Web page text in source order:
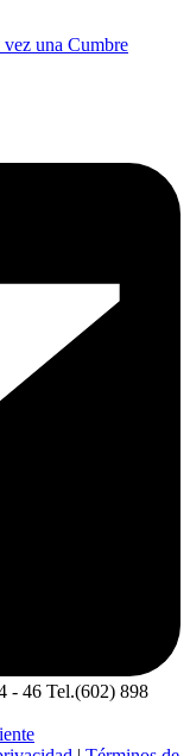
una Cumbre
- 46 Tel.(602) 898